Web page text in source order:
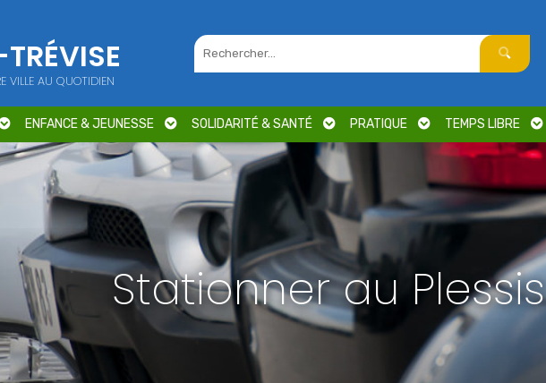
VILLE AU QUOTIDIEN
ENFANCE & JEUNESSE SOLIDARITÉ & SANTÉ PRATIQUE TEMPS LIBRE
Stationner au Plessis